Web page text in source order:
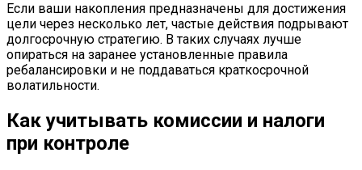
Если ваши накопления предназначены для достижения
цели через несколько лет, частые действия подрывают
долгосрочную стратегию. В таких случаях лучше
опираться на заранее установленные правила
ребалансировки и не поддаваться краткосрочной
волатильности.
Как учитывать комиссии и налоги
при контроле